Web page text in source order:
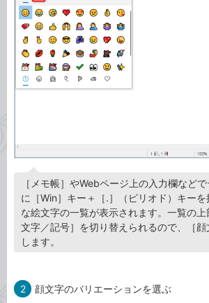
［メモ帳］やWebページ上の入力欄など
に［Win］キー＋［.］（ピリオド）キーを
な絵文字の一覧が表示されます。一覧の
文字／記号］を切り替えられるので、［顔
します。
2 顔文字のバリエーションを選ぶ